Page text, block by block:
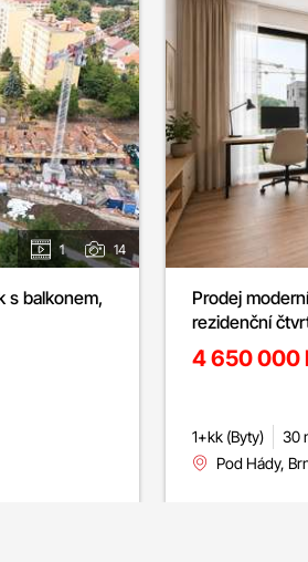
1 14
s balkonem,
Prodej
rezidenční
4 650 000
1+kk (Byty) 30
Pod Hády,